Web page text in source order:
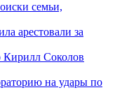
семьи,
арестовали за
Кирилл Соколов
на удары по